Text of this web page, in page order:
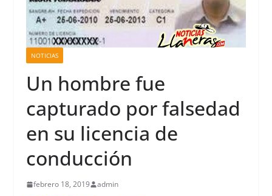
NOTICIAS
Un hombre fue
capturado por falsedad
en su licencia de
conducción
febrero 18, 2019 admin